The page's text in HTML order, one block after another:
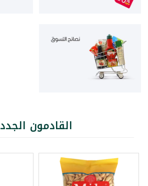
القادمون الجدد